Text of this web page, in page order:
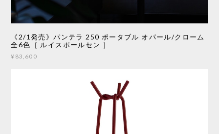
《2/1発売》パンテラ 250 ポータブル オパール/クローム
全6色［ ルイスポールセン ］
¥83,600